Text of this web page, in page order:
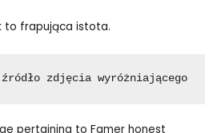
to frapująca istota.
źródło zdjęcia wyróżniającego
pertaining to Famer honest